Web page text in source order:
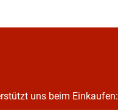
uns beim Einkaufen: